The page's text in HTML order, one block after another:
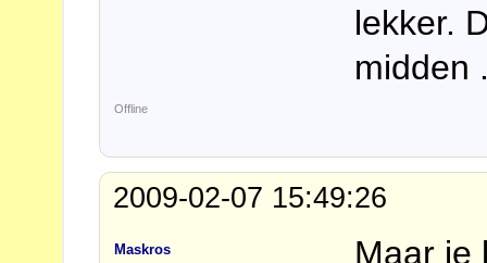
lekker.
midden
Offline
2009-02-07 15:49:26
Maskros Maar je